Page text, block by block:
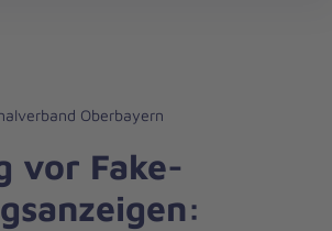
Oberbayern
vor Fake-